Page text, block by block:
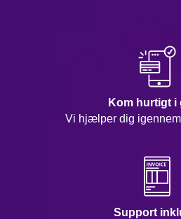
Kom hurtigt i
Vi hjælper dig
Support